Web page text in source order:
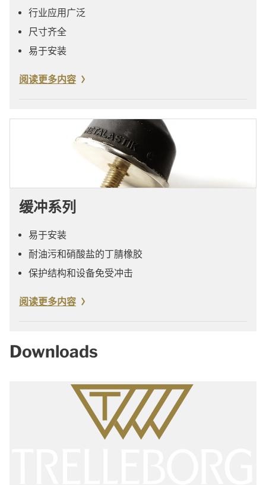
行业应用广泛
尺寸齐全
易于安装
阅读更多内容
缓冲系列
易于安装
耐油污和硝酸盐的丁腈橡胶
保护结构和设备免受冲击
阅读更多内容
Downloads